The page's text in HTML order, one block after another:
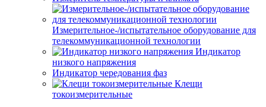
Измерительное-/испытательное оборудование для
телекоммуникационной технологии
Индикатор
низкого напряжения
Индикатор чередования фаз
Клещи
токоизмерительные